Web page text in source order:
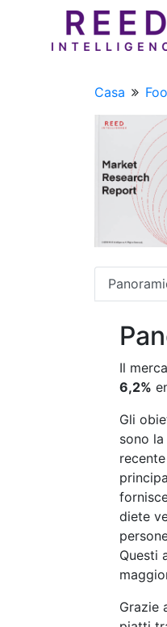
Casa
Il
6,2%
Gli
sono
diete
Questi
Grazie